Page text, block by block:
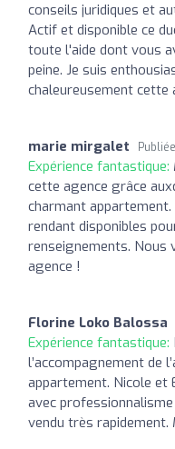
conseils juridiques et
Actif et disponible ce
toute l'aide dont vous
peine. Je suis
chaleureusement cette
marie mirgalet
Expérience fantastique:
cette agence grâce
charmant
rendant disponibles
renseignements. Nous
agence !
Florine Loko Balossa
Expérience fantastique:
l’accompagnement de
appartement. Nicole et
avec
vendu très rapidement.